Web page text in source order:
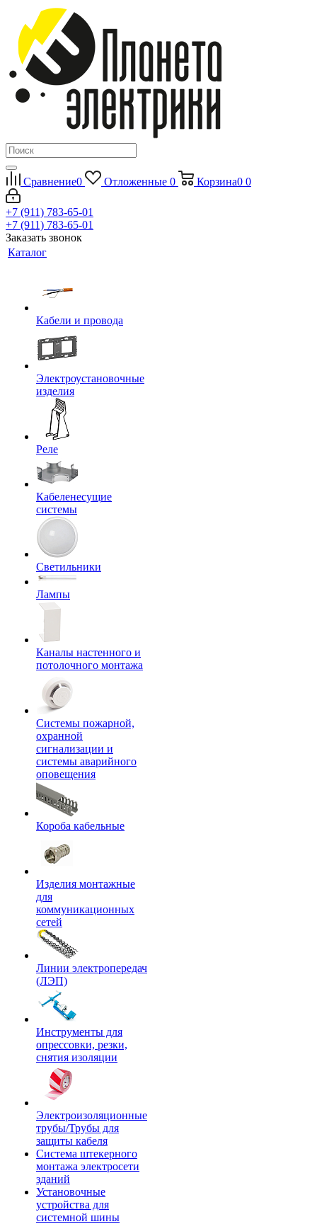
Сравнение0 Отложенные 0 Корзина0 0
+7 (911) 783-65-01
+7 (911) 783-65-01
Заказать звонок
Каталог
Кабели и провода
Электроустановочные
изделия
Реле
Кабеленесущие
системы
Светильники
Лампы
Каналы настенного и
потолочного монтажа
Системы пожарной,
охранной
сигнализации и
системы аварийного
оповещения
Короба кабельные
Изделия монтажные
для
коммуникационных
сетей
Линии электропередач
(ЛЭП)
Инструменты для
опрессовки, резки,
снятия изоляции
Электроизоляционные
трубы/Трубы для
защиты кабеля
Система штекерного
монтажа электросети
зданий
Установочные
устройства для
системной шины